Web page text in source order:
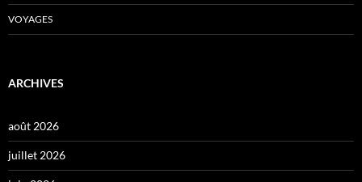
VOYAGES
ARCHIVES
août 2026
juillet 2026